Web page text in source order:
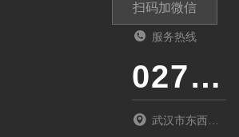
扫码加微信
服务热线
027-86536268
武汉市东西湖